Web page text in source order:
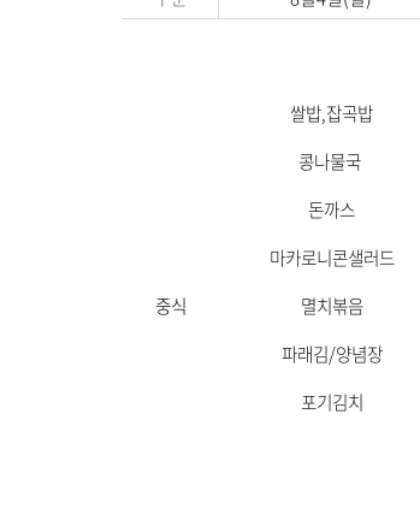
중식
쌀밥,잡곡밥
​콩나물국
돈까스
마카로니콘샐러드
멸치볶음
파래김/양념장
포기김치